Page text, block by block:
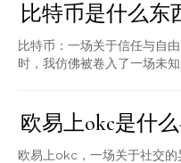
比特币是什么东
比特币：一场关于信任与自
时，我仿佛被卷入了一场未
欧易上okc是什
欧易上okc，一场关于社交